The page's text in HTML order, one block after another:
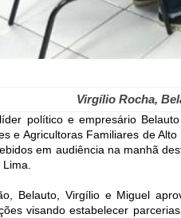
Virgílio Rocha,
político e empresário
e Agricultoras Familiares de
em audiência na manhã
Belauto, Virgílio e Miguel
visando estabelecer